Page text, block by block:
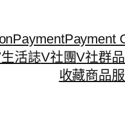
PaymentPayment
活誌V社團V社群
收藏商品